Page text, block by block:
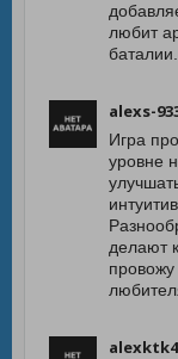
любит
alexs-
Игра
уровне
делают